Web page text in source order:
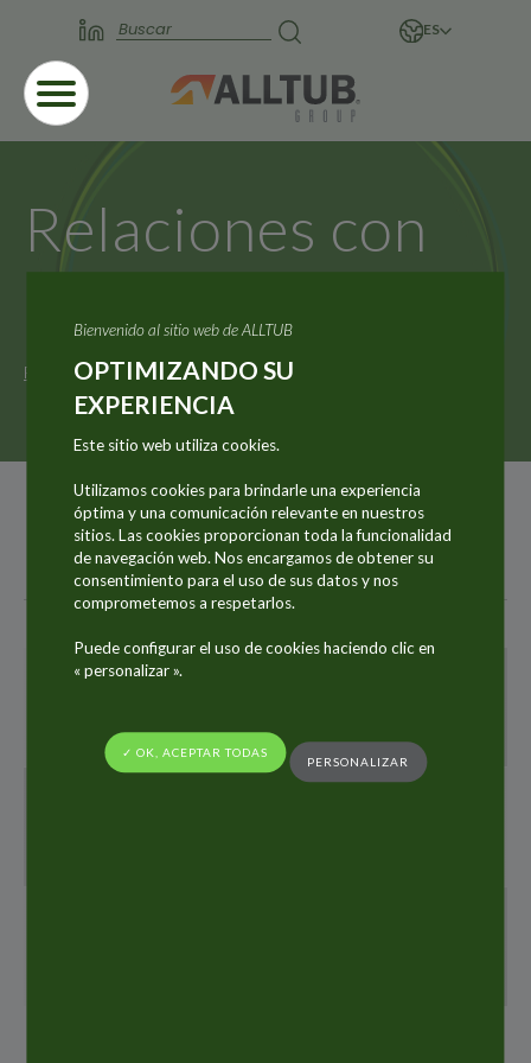
ES
Relaciones con
Inversores
Página principal
Inversores
Relaciones con Inversores
Content coming soon
Bienvenido al sitio web de ALLTUB
OPTIMIZANDO SU
EXPERIENCIA
Este sitio web utiliza cookies.
Utilizamos cookies para brindarle una experiencia
óptima y una comunicación relevante en nuestros
sitios. Las cookies proporcionan toda la funcionalidad
de navegación web. Nos encargamos de obtener su
consentimiento para el uso de sus datos y nos
comprometemos a respetarlos.
Puede configurar el uso de cookies haciendo clic en
« personalizar ».
✓ OK, ACEPTAR TODAS
PERSONALIZAR